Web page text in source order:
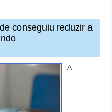
conseguiu reduzir a
A